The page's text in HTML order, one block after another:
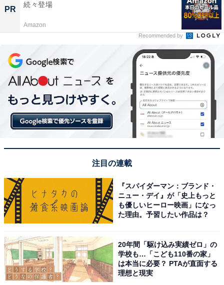
PR
続々登場
Amazon
Recommended by
注目の連載
『スパイダーマン：ブランド・
ニュー・デイ』が「史上もっと
も優しいヒーロー映画」になっ
た理由。予習したい作品は？
20年間「駆け込み実績ゼロ」の
学校も…「こども110番の家」
は本当に必要？ PTAが直面する
理想と現実